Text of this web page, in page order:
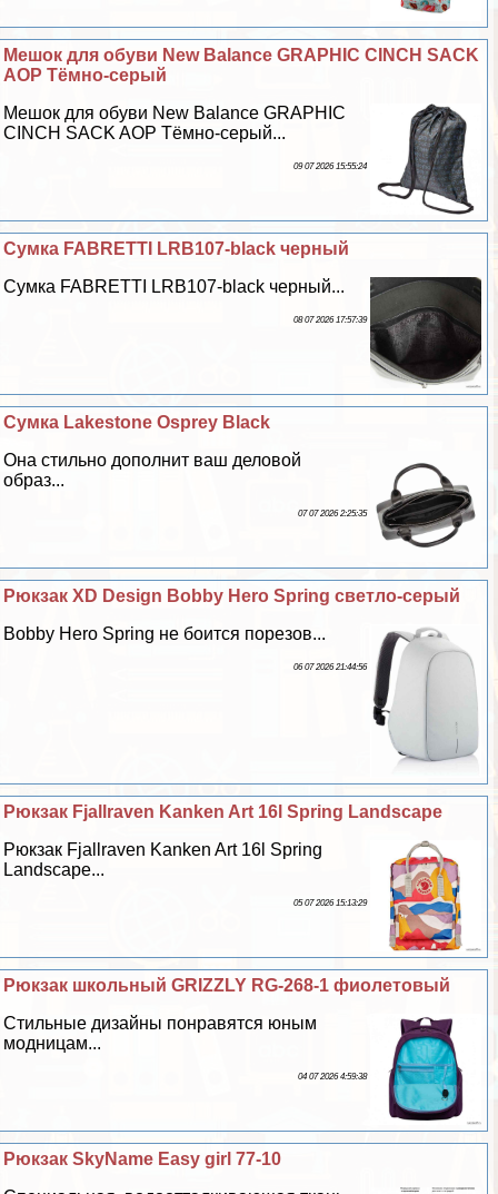
Мешок для обуви New Balance GRAPHIC CINCH SACK
AOP Тёмно-серый
Мешок для обуви New Balance GRAPHIC
CINCH SACK AOP Тёмно-серый...
09 07 2026 15:55:24
Сумка FABRETTI LRB107-black черный
Сумка FABRETTI LRB107-black черный...
08 07 2026 17:57:39
Сумка Lakestone Osprey Black
Она стильно дополнит ваш деловой
образ...
07 07 2026 2:25:35
Рюкзак XD Design Bobby Hero Spring светло-серый
Bobby Hero Spring не боится порезов...
06 07 2026 21:44:56
Рюкзак Fjallraven Kanken Art 16l Spring Landscape
Рюкзак Fjallraven Kanken Art 16l Spring
Landscape...
05 07 2026 15:13:29
Рюкзак школьный GRIZZLY RG-268-1 фиолетовый
Стильные дизайны понравятся юным
модницам...
04 07 2026 4:59:38
Рюкзак SkyName Easy girl 77-10